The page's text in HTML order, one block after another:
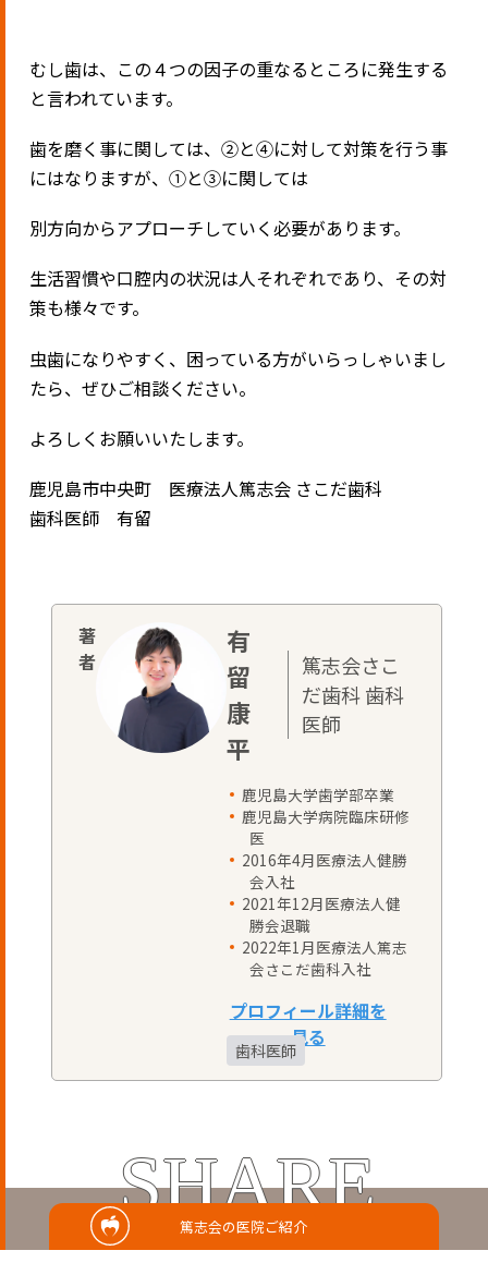
篤志会の医院ご紹介
むし歯は、この４つの因子の重なるところに発生する
と言われています。
歯を磨く事に関しては、②と④に対して対策を行う事
にはなりますが、①と③に関しては
別方向からアプローチしていく必要があります。
生活習慣や口腔内の状況は人それぞれであり、その対
策も様々です。
虫歯になりやすく、困っている方がいらっしゃいまし
たら、ぜひご相談ください。
よろしくお願いいたします。
鹿児島市中央町 医療法人篤志会 さこだ歯科
歯科医師 有留
有
留
康
平
篤志会さこ
だ歯科 歯科
医師
鹿児島大学歯学部卒業
鹿児島大学病院臨床研修
医
2016年4月医療法人健勝
会入社
2021年12月医療法人健
勝会退職
2022年1月医療法人篤志
会さこだ歯科入社
歯科医師
SHARE